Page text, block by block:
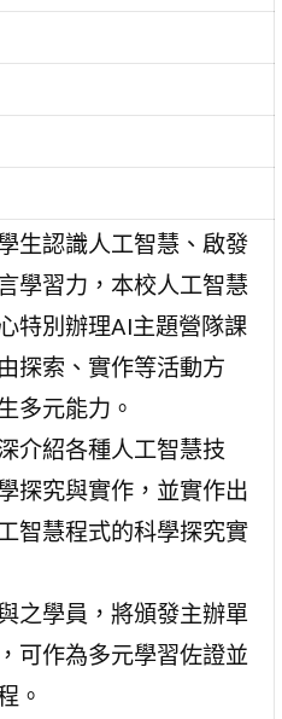
生認識人工智慧、啟發
學習力，本校人工智慧
特別辦理AI主題營隊課
探索、實作等活動方
多元能力。
介紹各種人工智慧技
探究與實作，並實作出
智慧程式的科學探究實
之學員，將頒發主辦單
可作為多元學習佐證並
。